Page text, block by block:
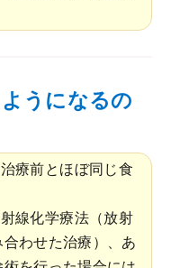
うになるの
療前とほぼ同じ食
線化学療法（放射
わせた治療）、あ